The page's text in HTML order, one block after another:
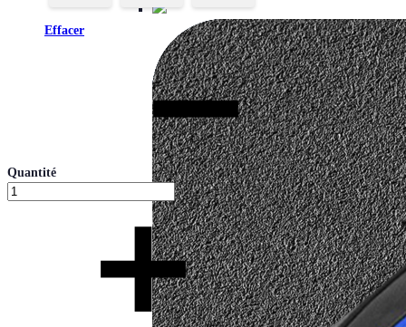
Effacer
Quantité